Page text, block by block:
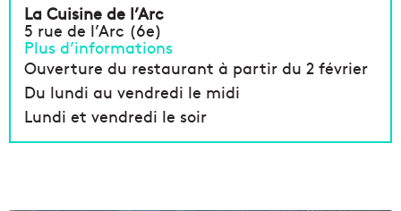
La Cuisine de l’Arc
5 rue de l’Arc (6e)
Plus d’informations
Ouverture du restaurant à partir du 2 février
Du lundi au vendredi le midi
Lundi et vendredi le soir